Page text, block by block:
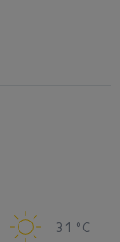
31 °C